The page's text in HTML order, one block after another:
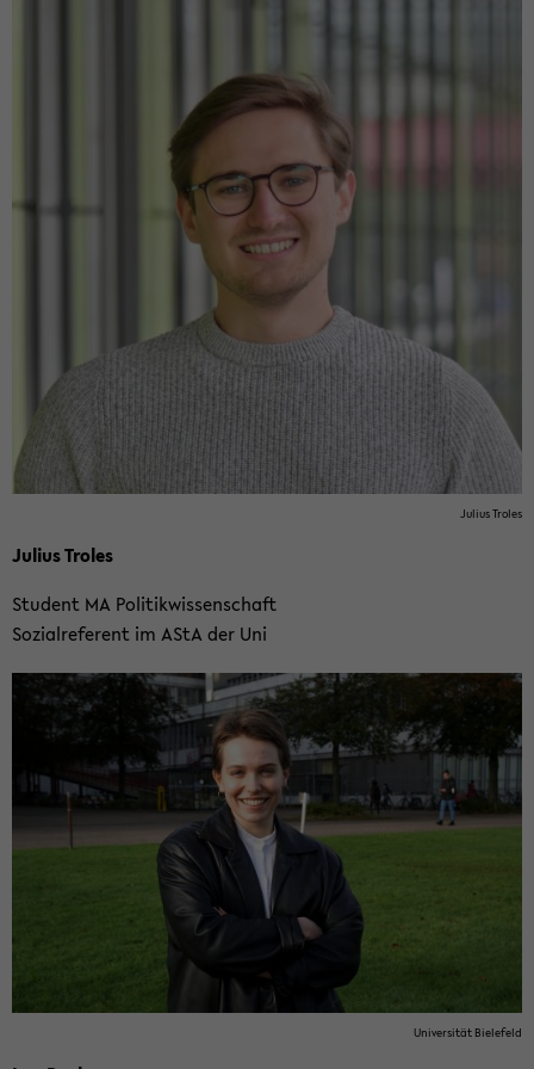
Ju­li­us Tro­les
Ju­li­us Tro­les
Stu­dent MA Po­li­tik­wis­sen­schaft
So­zi­al­re­fe­rent im AStA der Uni
Uni­ver­si­tät Bie­le­feld